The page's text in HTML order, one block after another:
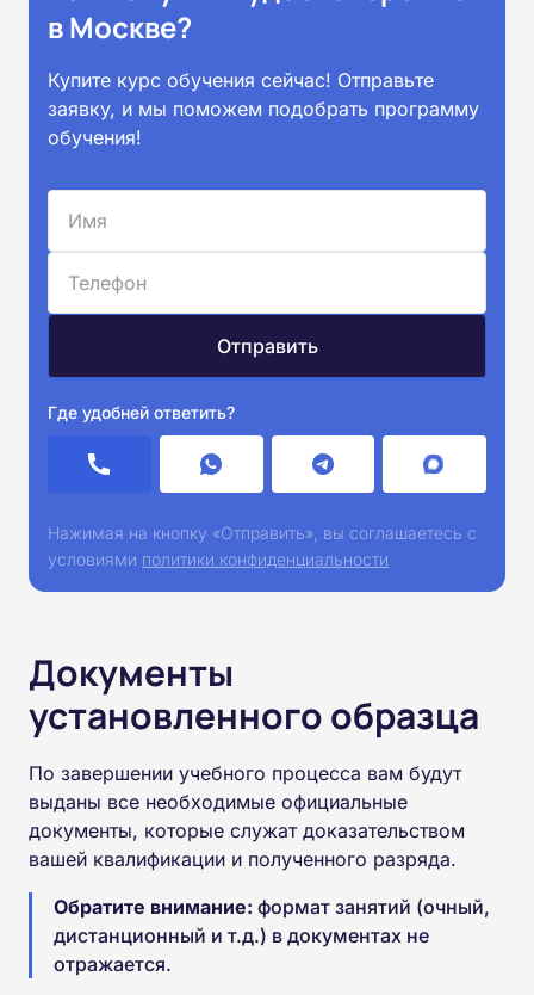
в Москве?
Купите курс обучения сейчас! Отправьте
заявку, и мы поможем подобрать программу
обучения!
Где удобней ответить?
Нажимая на кнопку «Отправить», вы соглашаетесь с
условиями политики конфиденциальности
Документы
установленного образца
По завершении учебного процесса вам будут
выданы все необходимые официальные
документы, которые служат доказательством
вашей квалификации и полученного разряда.
Обратите внимание: формат занятий (очный,
дистанционный и т.д.) в документах не
отражается.